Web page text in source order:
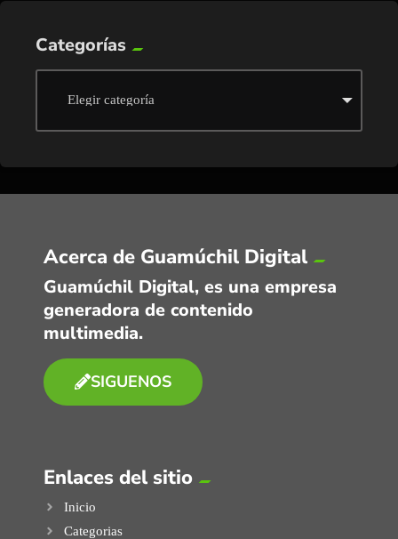
Categorías
Acerca de Guamúchil Digital
Guamúchil Digital, es una empresa
generadora de contenido
multimedia.
SIGUENOS
Enlaces del sitio
Inicio
Categorias